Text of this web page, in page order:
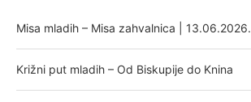
Misa mladih – Misa zahvalnica | 13.06.2026.
Križni put mladih – Od Biskupije do Knina